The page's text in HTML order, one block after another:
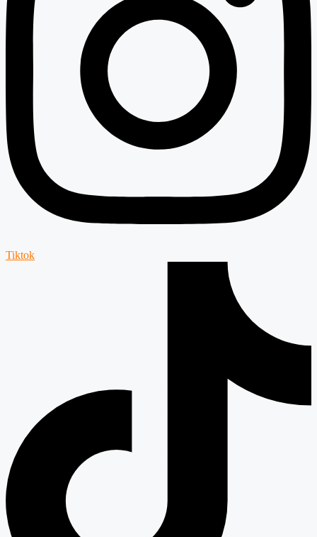
Tiktok